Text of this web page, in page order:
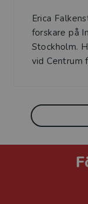
Erica
forskare på
Stockholm.
vid Centrum